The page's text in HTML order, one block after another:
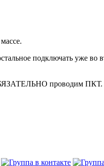
подключать уже
проводим ПКТ.